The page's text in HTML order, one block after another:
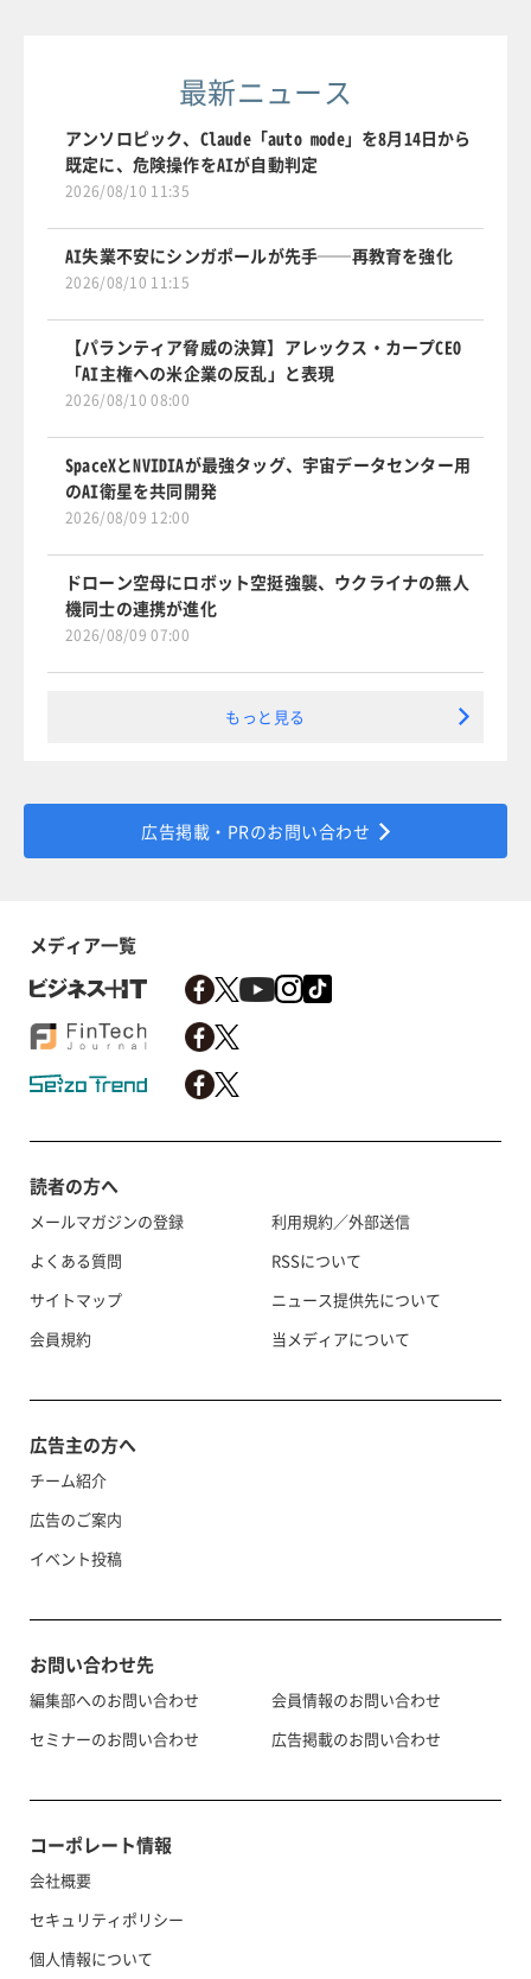
最新ニュース
アンソロピック、Claude「auto mode」を8月14日から
既定に、危険操作をAIが自動判定
2026/08/10 11:35
AI失業不安にシンガポールが先手──再教育を強化
2026/08/10 11:15
【パランティア脅威の決算】アレックス・カープCEO
「AI主権への米企業の反乱」と表現
2026/08/10 08:00
SpaceXとNVIDIAが最強タッグ、宇宙データセンター用
のAI衛星を共同開発
2026/08/09 12:00
ドローン空母にロボット空挺強襲、ウクライナの無人
機同士の連携が進化
2026/08/09 07:00
もっと見る
広告掲載・PRのお問い合わせ
メディア一覧
読者の方へ
メールマガジンの登録
よくある質問
サイトマップ
会員規約
利用規約／外部送信
RSSについて
ニュース提供先について
当メディアについて
広告主の方へ
チーム紹介
広告のご案内
イベント投稿
お問い合わせ先
編集部へのお問い合わせ
セミナーのお問い合わせ
会員情報のお問い合わせ
広告掲載のお問い合わせ
コーポレート情報
会社概要
セキュリティポリシー
個人情報について